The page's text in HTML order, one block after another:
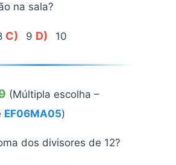
na sala?
C) 9 D) 10
(Múltipla escolha –
EF06MA05)
dos divisores de 12?